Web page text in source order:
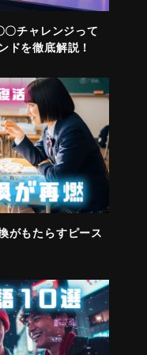
〇チャレンジって
ドを徹底解説！
がもたらすピース